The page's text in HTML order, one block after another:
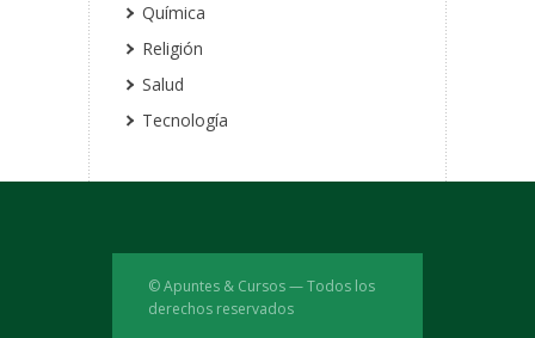
Química
Religión
Salud
Tecnología
© Apuntes & Cursos — Todos los
derechos reservados